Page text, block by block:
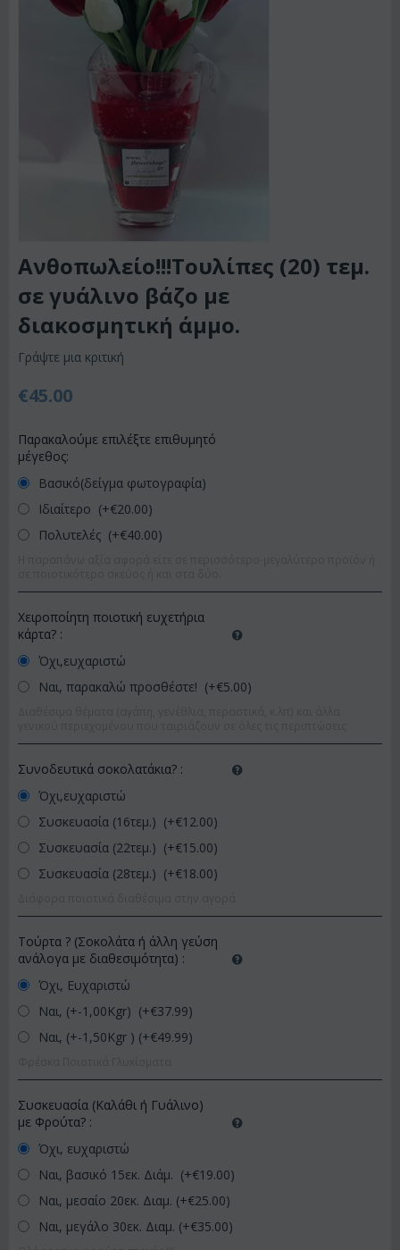
Ανθοπωλείο!!!Τουλίπες (20) τεμ.
σε γυάλινο βάζο με
διακοσμητική άμμο.
Γράψτε μια κριτική
€45.00
Παρακαλούμε επιλέξτε επιθυμητό
μέγεθος:
Βασικό(δείγμα φωτογραφία)
Ιδιαίτερο (+€20.00)
Πολυτελές (+€40.00)
Χειροποίητη ποιοτική ευχετήρια
κάρτα? :
Όχι,ευχαριστώ
Ναι, παρακαλώ προσθέστε! (+€5.00)
Συνοδευτικά σοκολατάκια? :
Όχι,ευχαριστώ
Συσκευασία (16τεμ.) (+€12.00)
Συσκευασία (22τεμ.) (+€15.00)
Συσκευασία (28τεμ.) (+€18.00)
Τούρτα ? (Σοκολάτα ή άλλη γεύση
ανάλογα με διαθεσιμότητα) :
Όχι, Ευχαριστώ
Ναι, (+-1,00Kgr) (+€37.99)
Ναι, (+-1,50Kgr ) (+€49.99)
Συσκευασία (Καλάθι ή Γυάλινο)
με Φρούτα? :
Όχι, ευχαριστώ
Ναι, βασικό 15εκ. Διάμ. (+€19.00)
Ναι, μεσαίο 20εκ. Διαμ. (+€25.00)
Ναι, μεγάλο 30εκ. Διαμ. (+€35.00)